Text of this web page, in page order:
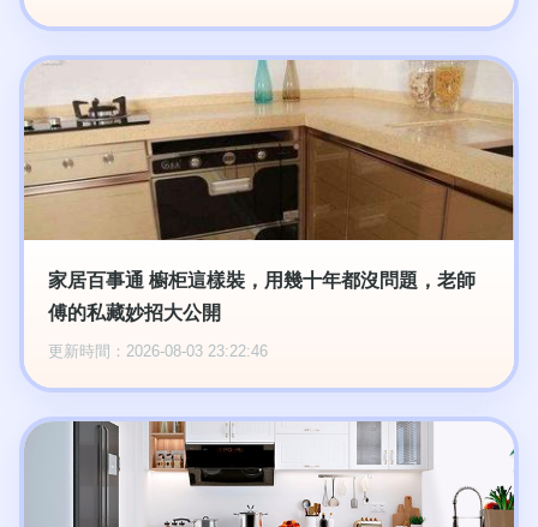
家居百事通 櫥柜這樣裝，用幾十年都沒問題，老師
傅的私藏妙招大公開
更新時間：2026-08-03 23:22:46